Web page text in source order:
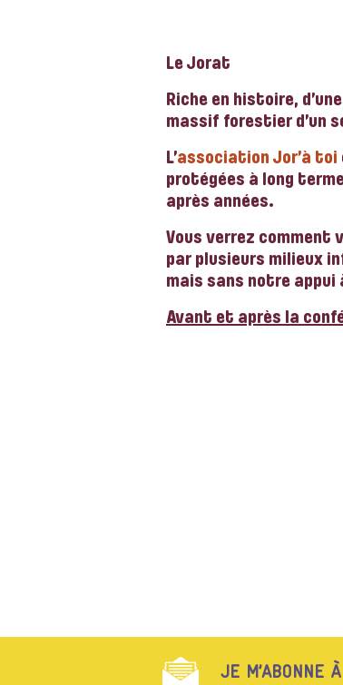
Le Jorat
Riche en histoire,
massif forestier d’un
L’association Jor’à toi
protégées à long
après années.
Vous verrez comment
par plusieurs milieux
mais sans notre appui
Avant et après la
JE M’ABONNE